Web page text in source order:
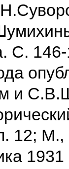
С.
и
12;
1931